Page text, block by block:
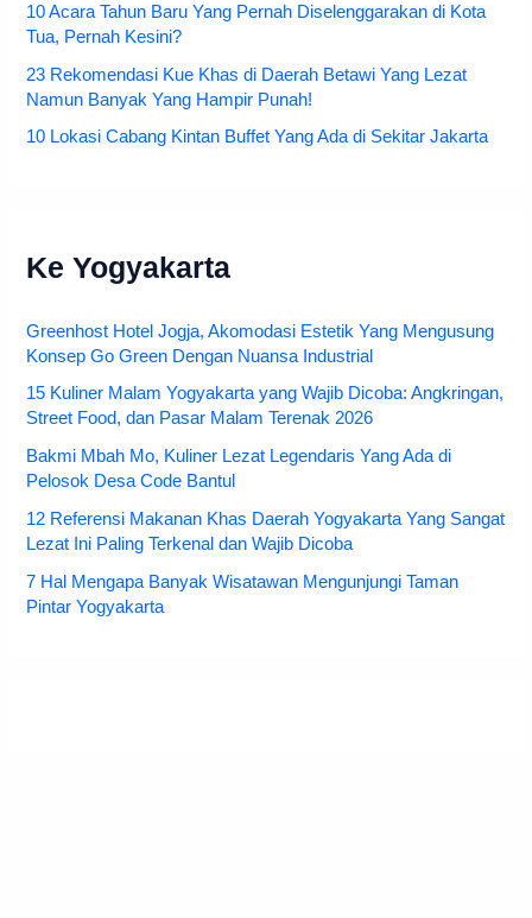
10 Acara Tahun Baru Yang Pernah Diselenggarakan di Kota
Tua, Pernah Kesini?
23 Rekomendasi Kue Khas di Daerah Betawi Yang Lezat
Namun Banyak Yang Hampir Punah!
10 Lokasi Cabang Kintan Buffet Yang Ada di Sekitar Jakarta
Ke Yogyakarta
Greenhost Hotel Jogja, Akomodasi Estetik Yang Mengusung
Konsep Go Green Dengan Nuansa Industrial
15 Kuliner Malam Yogyakarta yang Wajib Dicoba: Angkringan,
Street Food, dan Pasar Malam Terenak 2026
Bakmi Mbah Mo, Kuliner Lezat Legendaris Yang Ada di
Pelosok Desa Code Bantul
12 Referensi Makanan Khas Daerah Yogyakarta Yang Sangat
Lezat Ini Paling Terkenal dan Wajib Dicoba
7 Hal Mengapa Banyak Wisatawan Mengunjungi Taman
Pintar Yogyakarta